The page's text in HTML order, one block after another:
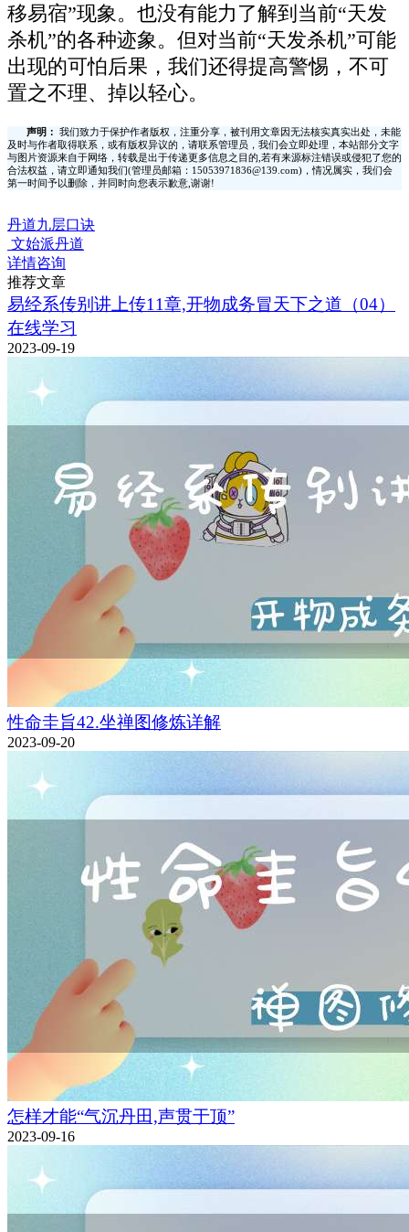
移易宿”现象。也没有能力了解到当前“天发
杀机”的各种迹象。但对当前“天发杀机”可能
出现的可怕后果，我们还得提高警惕，不可
置之不理、掉以轻心。
声明：
我们致力于保护作者版权，注重分享，被刊用文章因无法核实真实出处，未能
及时与作者取得联系，或有版权异议的，请联系管理员，我们会立即处理，本站部分文字
与图片资源来自于网络，转载是出于传递更多信息之目的,若有来源标注错误或侵犯了您的
合法权益，请立即通知我们(管理员邮箱：15053971836@139.com)，情况属实，我们会
第一时间予以删除，并同时向您表示歉意,谢谢!
丹道九层口诀
文始派丹道
详情咨询
推荐文章
易经系传别讲上传11章,开物成务冒天下之道（04）
在线学习
2023-09-19
性命圭旨42.坐禅图修炼详解
2023-09-20
怎样才能“气沉丹田,声贯于顶”
2023-09-16